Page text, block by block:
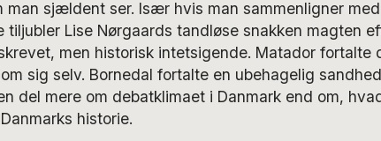
man sjældent ser. Især hvis man sammenligner
Lise Nørgaards tandløse snakken magten
men historisk intetsigende. Matador fortalte
sig selv. Bornedal fortalte en ubehagelig
del mere om debatklimaet i Danmark end om,
historie.